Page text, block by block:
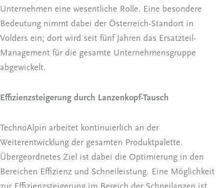
Unternehmen eine wesentliche Rolle. Eine besondere
Bedeutung nimmt dabei der Österreich-Standort in
Volders ein; dort wird seit fünf Jahren das Ersatzteil-
Management für die gesamte Unternehmensgruppe
abgewickelt.
Effizienzsteigerung durch Lanzenkopf-Tausch
TechnoAlpin arbeitet kontinuierlich an der
Weiterentwicklung der gesamten Produktpalette.
Übergeordnetes Ziel ist dabei die Optimierung in den
Bereichen Effizienz und Schneileistung. Eine Möglichkeit